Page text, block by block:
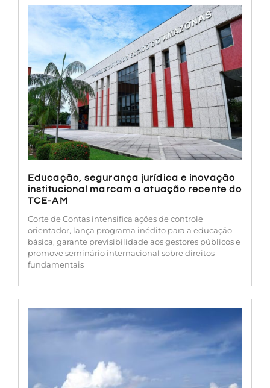
Educação, segurança jurídica e inovação
institucional marcam a atuação recente do
TCE-AM
Corte de Contas intensifica ações de controle
orientador, lança programa inédito para a educação
básica, garante previsibilidade aos gestores públicos e
promove seminário internacional sobre direitos
fundamentais